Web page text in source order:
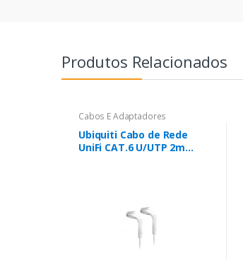
Produtos Relacionados
Cabos E Adaptadores
Ubiquiti Cabo de Rede
UniFi CAT.6 U/UTP 2m